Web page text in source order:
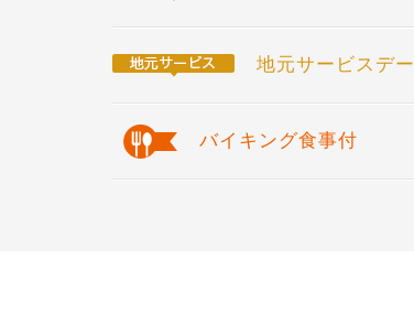
地元サービスデー
バイキング食事付